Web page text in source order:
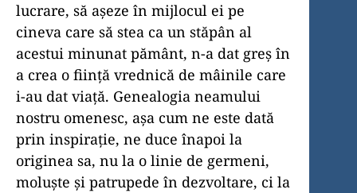
lucrare, să așeze în mijlocul ei pe
cineva care să stea ca un stăpân al
acestui minunat pământ, n-a dat greș în
a crea o ființă vrednică de mâinile care
i-au dat viață. Genealogia neamului
nostru omenesc, așa cum ne este dată
prin inspirație, ne duce înapoi la
originea sa, nu la o linie de germeni,
moluște și patrupede în dezvoltare, ci la